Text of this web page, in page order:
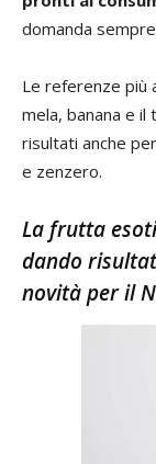
domanda
Le referenze più
mela, banana e
risultati anche
e zenzero.
La frutta
dando
novità per il